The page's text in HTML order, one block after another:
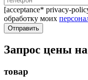
[acceptance* privacy-
обработку моих
Запрос цены на
товар